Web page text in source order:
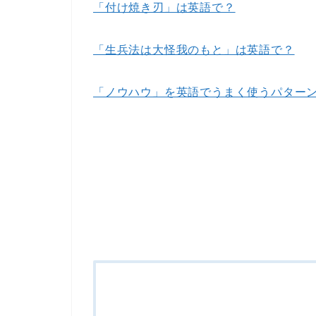
「付け焼き刃」は英語で？
「生兵法は大怪我のもと」は英語で？
「ノウハウ」を英語でうまく使うパター